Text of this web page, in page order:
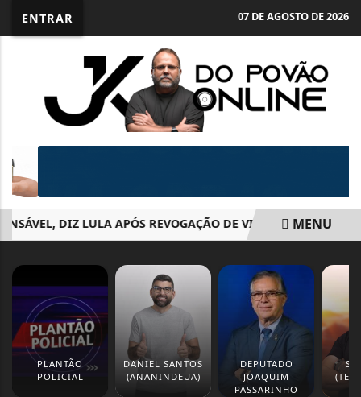
ENTRAR 07 DE AGOSTO DE 2026
DIZ LULA APÓS REVOGAÇÃO DE VISTO DE MENU
PLANTÃO
POLICIAL
DANIEL SANTOS
(ANANINDEUA)
DEPUTADO
JOAQUIM
PASSARINHO